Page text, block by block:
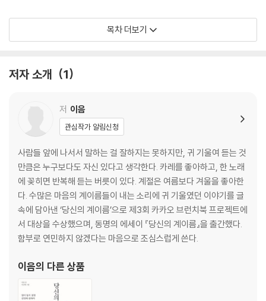
2장. 어쩌면, 당신의 이야기
서울의 북극성
3장. 내 오랜 그늘
사진
당신의 자랑
세상의 마지막 날이 농담이라면
할머니와 민박집
누구의 잘못도 아닌
내 젊은 날의 공간
피아노
4장. 나와 당신
그날의 계절, 그날의 기분
별이와 달이
목차 더보기
저자 소개 1
저 이음
관심작가 알림신청
사람들 앞에 나서서 말하는 걸 잘하지는 못하지만, 귀 기울여 듣는 것
만큼은 누구보다도 자신 있다고 생각한다. 카레를 좋아하고, 한 노래
에 꽂히면 반복해 듣는 버릇이 있다. 계절은 여름보다 겨울을 좋아한
다. 수많은 마음의 계이름들이 내는 소리에 귀 기울였던 이야기를 글
속에 담아낸 ‘당신의 계이름’으로 제3회 카카오 브런치북 프로젝트에
서 대상을 수상했으며, 동명의 에세이 『당신의 계이름』을 출간했다.
함부로 연민하지 않겠다는 마음으로 조심스럽게 쓴다.
이음의 다른 상품